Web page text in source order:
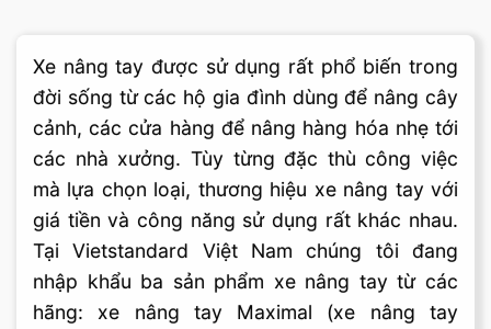
Xe nâng tay được sử dụng rất phổ biến trong
đời sống từ các hộ gia đình dùng để nâng cây
cảnh, các cửa hàng để nâng hàng hóa nhẹ tới
các nhà xưởng. Tùy từng đặc thù công việc
mà lựa chọn loại, thương hiệu xe nâng tay với
giá tiền và công năng sử dụng rất khác nhau.
Tại Vietstandard Việt Nam chúng tôi đang
nhập khẩu ba sản phẩm xe nâng tay từ các
hãng: xe nâng tay Maximal (xe nâng tay